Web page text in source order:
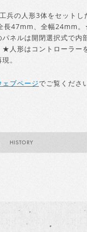
兵の人形3体をセット
47mm、全幅24mm
ネルは開閉選択式で
人形はコントローラー
。
ェブページでご覧くださ